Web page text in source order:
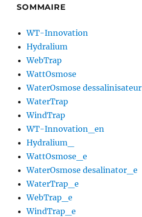
SOMMAIRE
WT-Innovation
Hydralium
WebTrap
WattOsmose
WaterOsmose dessalinisateur
WaterTrap
WindTrap
WT-Innovation_en
Hydralium_
WattOsmose_e
WaterOsmose desalinator_e
WaterTrap_e
WebTrap_e
WindTrap_e